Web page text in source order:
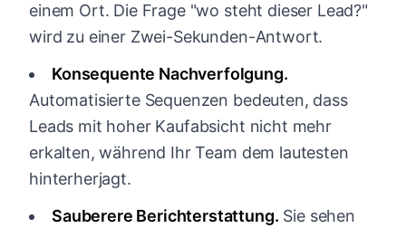
einem Ort. Die Frage "wo steht dieser Lead?"
wird zu einer Zwei-Sekunden-Antwort.
Konsequente Nachverfolgung.
Automatisierte Sequenzen bedeuten, dass
Leads mit hoher Kaufabsicht nicht mehr
erkalten, während Ihr Team dem lautesten
hinterherjagt.
Sauberere Berichterstattung. Sie sehen